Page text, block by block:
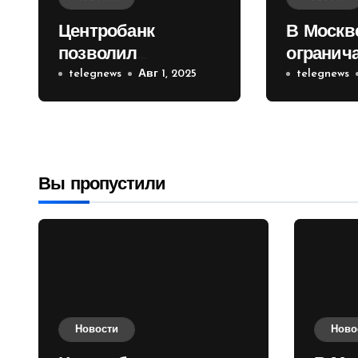
Центробанк
позволил
инвесторам из
враждебных
telegnews Авг 1, 2025
В
telegnews
Вы пропустили
Новости